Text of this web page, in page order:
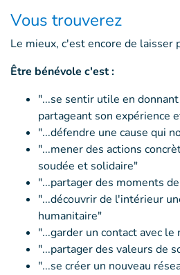
Vous trouverez
Le mieux, c'est encore de laisser
Être bénévole c'est :
"...se sentir utile en
partageant son expérience
"...défendre une cause qui
"...mener des actions
soudée et solidaire"
"...partager des moments
"...découvrir de l'intérieur
humanitaire"
"...garder un contact avec
"...partager des valeurs de
"...se créer un nouveau